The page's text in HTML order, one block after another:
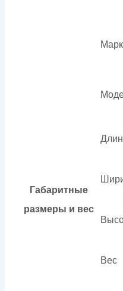
Габаритные
размеры и вес
Вес